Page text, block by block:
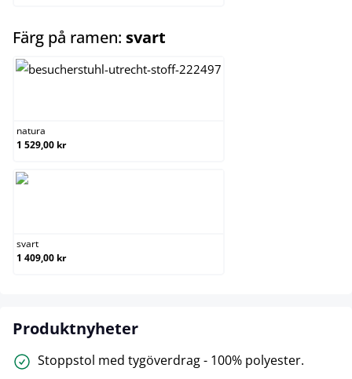
Färg på ramen: svart
natura
1 529,00 kr
svart
1 409,00 kr
Produktnyheter
Stoppstol med tygöverdrag - 100% polyester.